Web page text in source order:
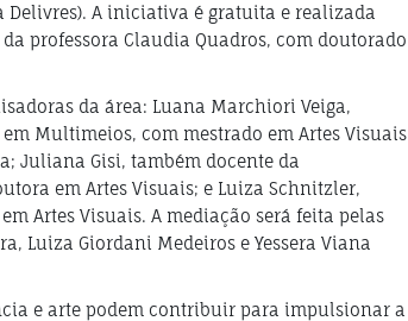
Delivres). A iniciativa é gratuita e realizada
professora Claudia Quadros, com doutorado
da área: Luana Marchiori Veiga,
Multimeios, com mestrado em Artes Visuais
Juliana Gisi, também docente da
em Artes Visuais; e Luiza Schnitzler,
Artes Visuais. A mediação será feita pelas
Luiza Giordani Medeiros e Yessera Viana
e arte podem contribuir para impulsionar a